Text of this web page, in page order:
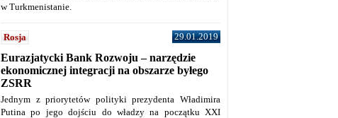
w Turkmenistanie.
Rosja 29.01.2019
Eurazjatycki Bank Rozwoju – narzędzie
ekonomicznej integracji na obszarze byłego
ZSRR
Jednym z priorytetów polityki prezydenta Władimira
Putina po jego dojściu do władzy na początku XXI